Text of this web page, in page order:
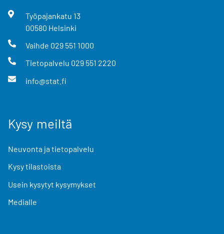
Työpajankatu 13
00580 Helsinki
Vaihde 029 551 1000
Tietopalvelu 029 551 2220
info@stat.fi
Kysy meiltä
Neuvonta ja tietopalvelu
Kysy tilastoista
Usein kysytyt kysymykset
Medialle